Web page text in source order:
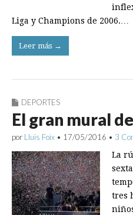
Liga y Champions de 2006.…
Leer más →
DEPORTES
El gran mural
por Lluís Foix • 17/05/2016 • 3
La
tres